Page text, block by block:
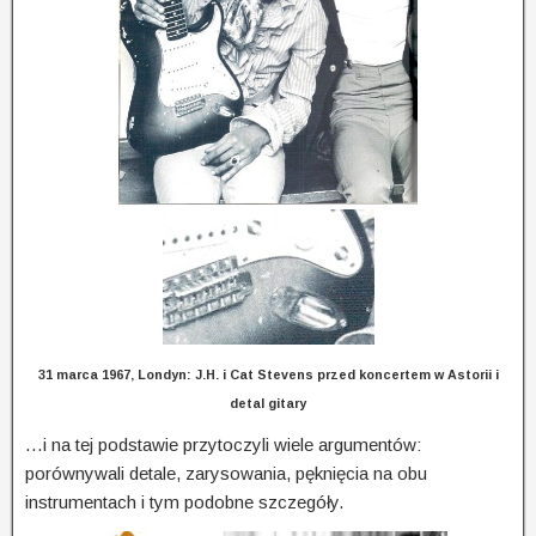
31 marca 1967, Londyn: J.H. i Cat Stevens przed koncertem w Astorii i
detal gitary
…i na tej podstawie przytoczyli wiele argumentów:
porównywali detale, zarysowania, pęknięcia na obu
instrumentach i tym podobne szczegóły.